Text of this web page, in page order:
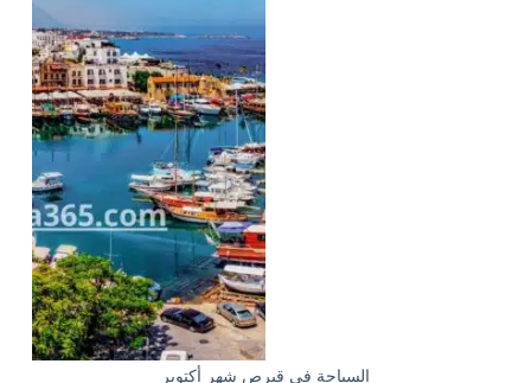
السياحة في قبرص شهر أكتوبر